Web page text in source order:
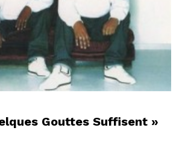
Gouttes Suffisent »